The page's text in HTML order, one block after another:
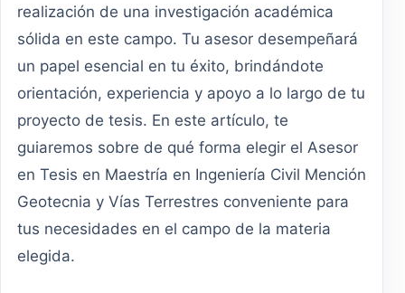
realización de una investigación académica
sólida en este campo. Tu asesor desempeñará
un papel esencial en tu éxito, brindándote
orientación, experiencia y apoyo a lo largo de tu
proyecto de tesis. En este artículo, te
guiaremos sobre de qué forma elegir el Asesor
en Tesis en Maestría en Ingeniería Civil Mención
Geotecnia y Vías Terrestres conveniente para
tus necesidades en el campo de la materia
elegida.